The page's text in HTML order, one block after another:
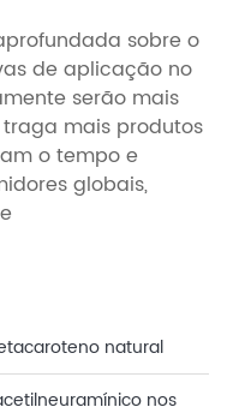
sobre o
de aplicação no
serão mais
mais produtos
o tempo e
globais,
natural
a pele
nos